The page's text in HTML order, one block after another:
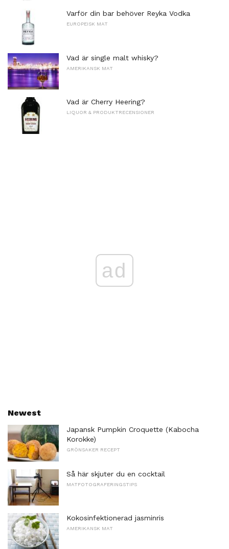
Varför din bar behöver Reyka Vodka
EUROPEISK MAT
Vad är single malt whisky?
AMERIKANSK MAT
Vad är Cherry Heering?
LIQUOR & PRODUKTRECENSIONER
ad
Newest
Japansk Pumpkin Croquette (Kabocha
Korokke)
GRÖNSAKER RECEPT
Så här skjuter du en cocktail
MATFOTOGRAFERINGSTIPS
Kokosinfektionerad jasminris
AMERIKANSK MAT